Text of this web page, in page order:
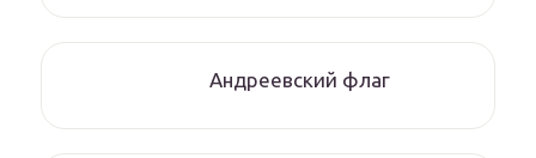
Андреевский флаг